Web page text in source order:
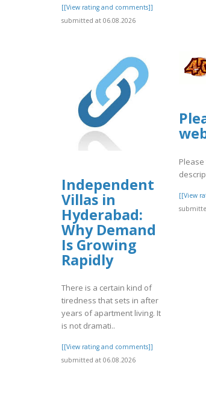
[[View rating and comments]]
submitted at 06.08.2026
Independent
Villas in
Hyderabad:
Why Demand
Is Growing
Rapidly
There is a certain kind of
tiredness that sets in after
years of apartment living. It
is not dramati..
[[View rating and comments]]
submitted at 06.08.2026
[[View